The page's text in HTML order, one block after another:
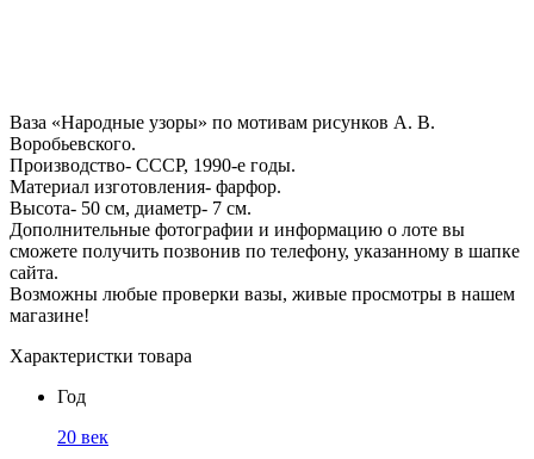
Ваза «Народные узоры» по мотивам рисунков А. В.
Воробьевского.
Производство- СССР, 1990-е годы.
Материал изготовления- фарфор.
Высота- 50 см, диаметр- 7 см.
Дополнительные фотографии и информацию о лоте вы
сможете получить позвонив по телефону, указанному в шапке
сайта.
Возможны любые проверки вазы, живые просмотры в нашем
магазине!
Характеристки товара
Год
20 век